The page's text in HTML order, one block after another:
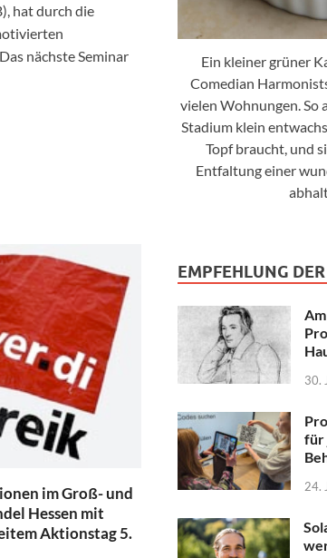
hat durch die
nächste Seminar
im Groß- und
Hessen mit
Aktionstag 5.
Ein kleiner grüner
Comedian
vielen Wohnungen. So
Stadium klein
Topf braucht, und
Entfaltung einer
EMPFEHLUNG
30.
für
24.